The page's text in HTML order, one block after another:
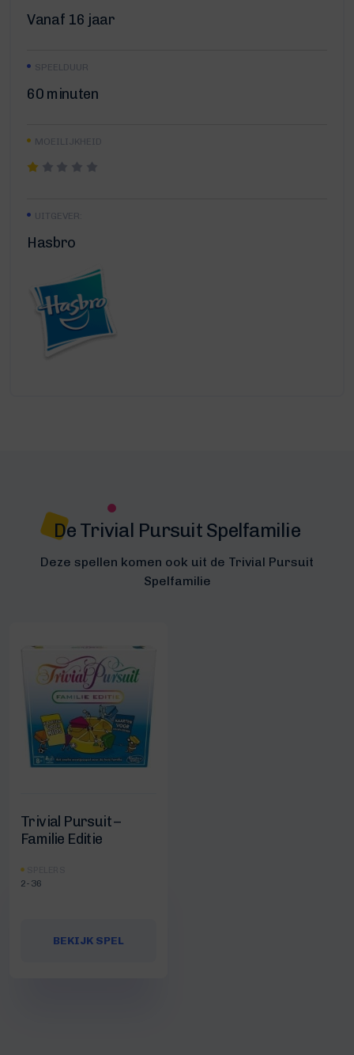
Vanaf 16 jaar
SPEELDUUR
60 minuten
MOEILIJKHEID
UITGEVER:
Hasbro
De Trivial Pursuit Spelfamilie
Deze spellen komen ook uit de Trivial Pursuit
Spelfamilie
Trivial Pursuit –
Familie Editie
2-36
BEKIJK SPEL